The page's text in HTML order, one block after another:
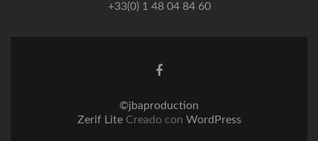
+33(0) 1 48 04 84 60
©jbaproduction
Zerif Lite Creado con WordPress